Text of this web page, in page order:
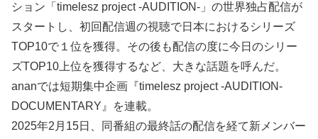
ション「timelesz project -AUDITION-」の世界独占配信が
スタートし、初回配信週の視聴で日本におけるシリーズ
TOP10で１位を獲得。その後も配信の度に今日のシリー
ズTOP10上位を獲得するなど、大きな話題を呼んだ。
ananでは短期集中企画『timelesz project -AUDITION-
DOCUMENTARY』を連載。
2025年2月15日、同番組の最終話の配信を経て新メンバー